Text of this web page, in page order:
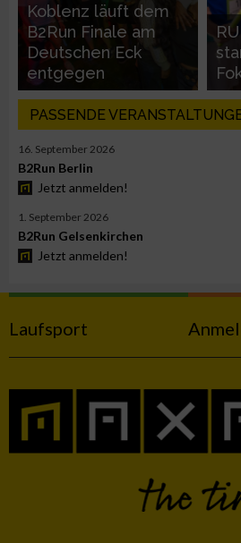
Koblenz läuft dem
B2Run Finale am
Deutschen Eck
entgegen
PASSENDE
16. September 2026
B2Run Berlin
Jetzt anmelden!
1. September 2026
B2Run Gelsenkirchen
Jetzt anmelden!
Laufsport
Notwendig
Performance
Funktional
Werbung